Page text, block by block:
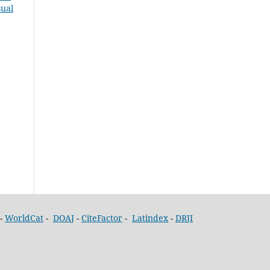
- WorldCat - DOAJ - CiteFactor - Latindex - DRJI